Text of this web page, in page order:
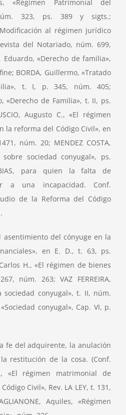
«Régimen Patrimonial del
323, ps. 389 y sigts.;
al régimen jurídico
del Notariado, núm. 699,
Eduardo, «Derecho de familia»,
BORDA, Guillermo, «Tratado
t. I, p. 345, núm. 405;
«Derecho de Familia», t. II, ps.
Augusto C., «El régimen
la reforma del Código Civil», en
núm. 20; MENDEZ COSTA,
sobre sociedad conyugal», ps.
para quien la falta de
a una incapacidad. Conf.
de la Reforma del Código
asentimiento del cónyuge en la
en E. D., t. 63, ps.
H., «El régimen de bienes
núm. 263; VAZ FERREIRA,
sociedad conyugal», t. II, núm.
conyugal», Cap. VI, p.
fe del adquirente, la anulación
restitución de la cosa. (Conf.
«El régimen matrimonial de
Civil», Rev. LA LEY, t. 131,
Aquiles, «Régimen